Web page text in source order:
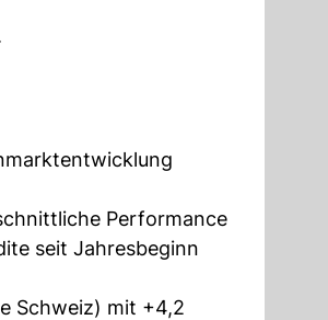
Performance
seit Jahresbeginn
Schweiz) mit +4,2